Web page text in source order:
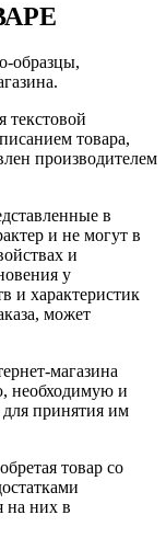
образцы,
текстовой
товара,
производителем
в
и не могут в
и
у
и характеристик
может
магазина
необходимую и
для принятия им
товар со
на них в